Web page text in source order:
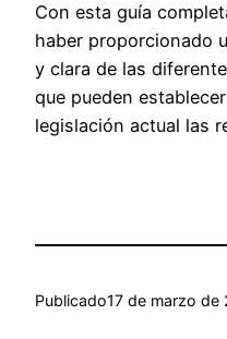
Con esta guía
haber proporcionado
y clara de las
que pueden
legislación actual las
Publicado17 de marzo de